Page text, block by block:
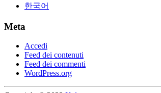
한국어
Meta
Accedi
Feed dei contenuti
Feed dei commenti
WordPress.org